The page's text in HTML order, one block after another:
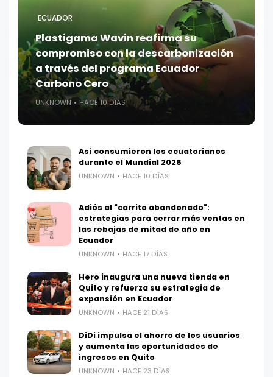
ECUADOR
Plastigama Wavin reafirma su
compromiso con la descarbonización
a través del programa Ecuador
Carbono Cero
UNKNOWN HACE 10 DÍAS
Así consumieron los ecuatorianos
durante el Mundial 2026
UNKNOWN HACE 10 DÍAS
Adiós al "carrito abandonado":
estrategias para cerrar más ventas en
las rebajas de mitad de año en
Ecuador
UNKNOWN HACE 17 DÍAS
Hero inaugura una nueva tienda en
Quito y refuerza su estrategia de
expansión en Ecuador
UNKNOWN HACE 21 DÍAS
DiDi impulsa el ahorro de los usuarios
y aumenta las oportunidades de
ingresos en Quito
UNKNOWN HACE 23 DÍAS